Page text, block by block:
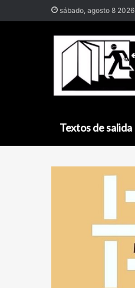
sábado, agosto 8 2026
Textos de salida